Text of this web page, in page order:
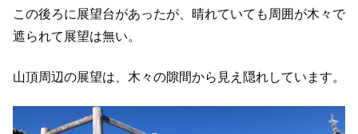
この後ろに展望台があったが、晴れていても周囲が木々で
遮られて展望は無い。
山頂周辺の展望は、木々の隙間から見え隠れしています。